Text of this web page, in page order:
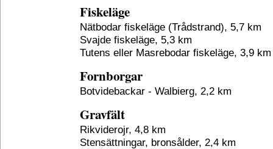
Fiskeläge
Nätbodar fiskeläge (Trådstrand), 5,7 km
Svajde fiskeläge, 5,3 km
Tutens eller Masrebodar fiskeläge, 3,9 km
Fornborgar
Botvidebackar - Walbierg, 2,2 km
Gravfält
Rikviderojr, 4,8 km
Stensättningar, bronsålder, 2,4 km